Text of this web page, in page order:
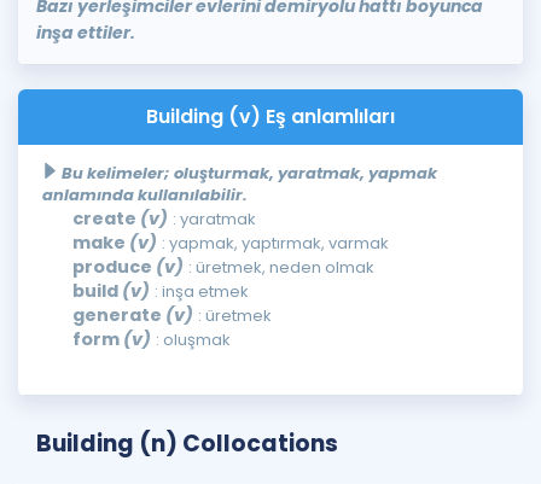
Bazı yerleşimciler evlerini demiryolu hattı boyunca
inşa ettiler.
Building (v) Eş anlamlıları
Bu kelimeler; oluşturmak, yaratmak, yapmak
anlamında kullanılabilir.
create (v) : yaratmak
make (v) : yapmak, yaptırmak, varmak
produce (v) : üretmek, neden olmak
build (v) : inşa etmek
generate (v) : üretmek
form (v) : oluşmak
Building (n) Collocations